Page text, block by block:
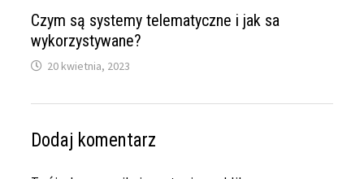
Czym są systemy telematyczne i jak sa
wykorzystywane?
20 kwietnia, 2023
Dodaj komentarz